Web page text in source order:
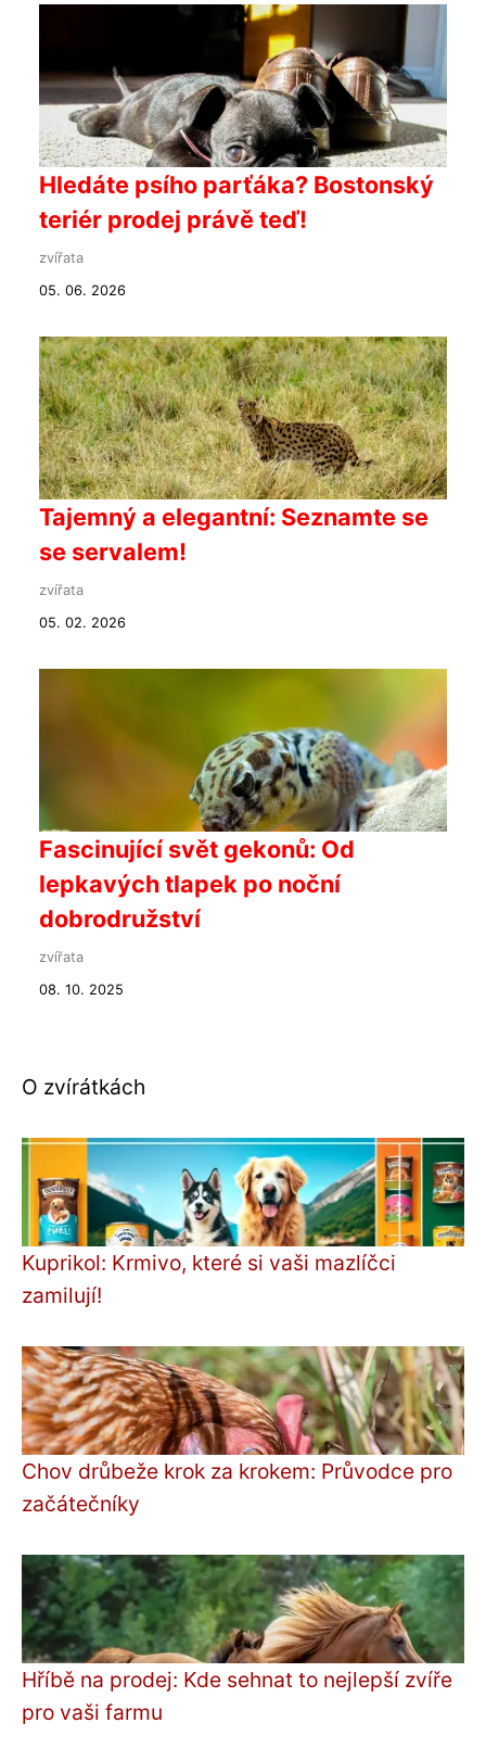
Hledáte psího parťáka? Bostonský
teriér prodej právě teď!
zvířata
05. 06. 2026
Tajemný a elegantní: Seznamte se
se servalem!
zvířata
05. 02. 2026
Fascinující svět gekonů: Od
lepkavých tlapek po noční
dobrodružství
zvířata
08. 10. 2025
O zvírátkách
Kuprikol: Krmivo, které si vaši mazlíčci
zamilují!
Chov drůbeže krok za krokem: Průvodce pro
začátečníky
Hříbě na prodej: Kde sehnat to nejlepší zvíře
pro vaši farmu